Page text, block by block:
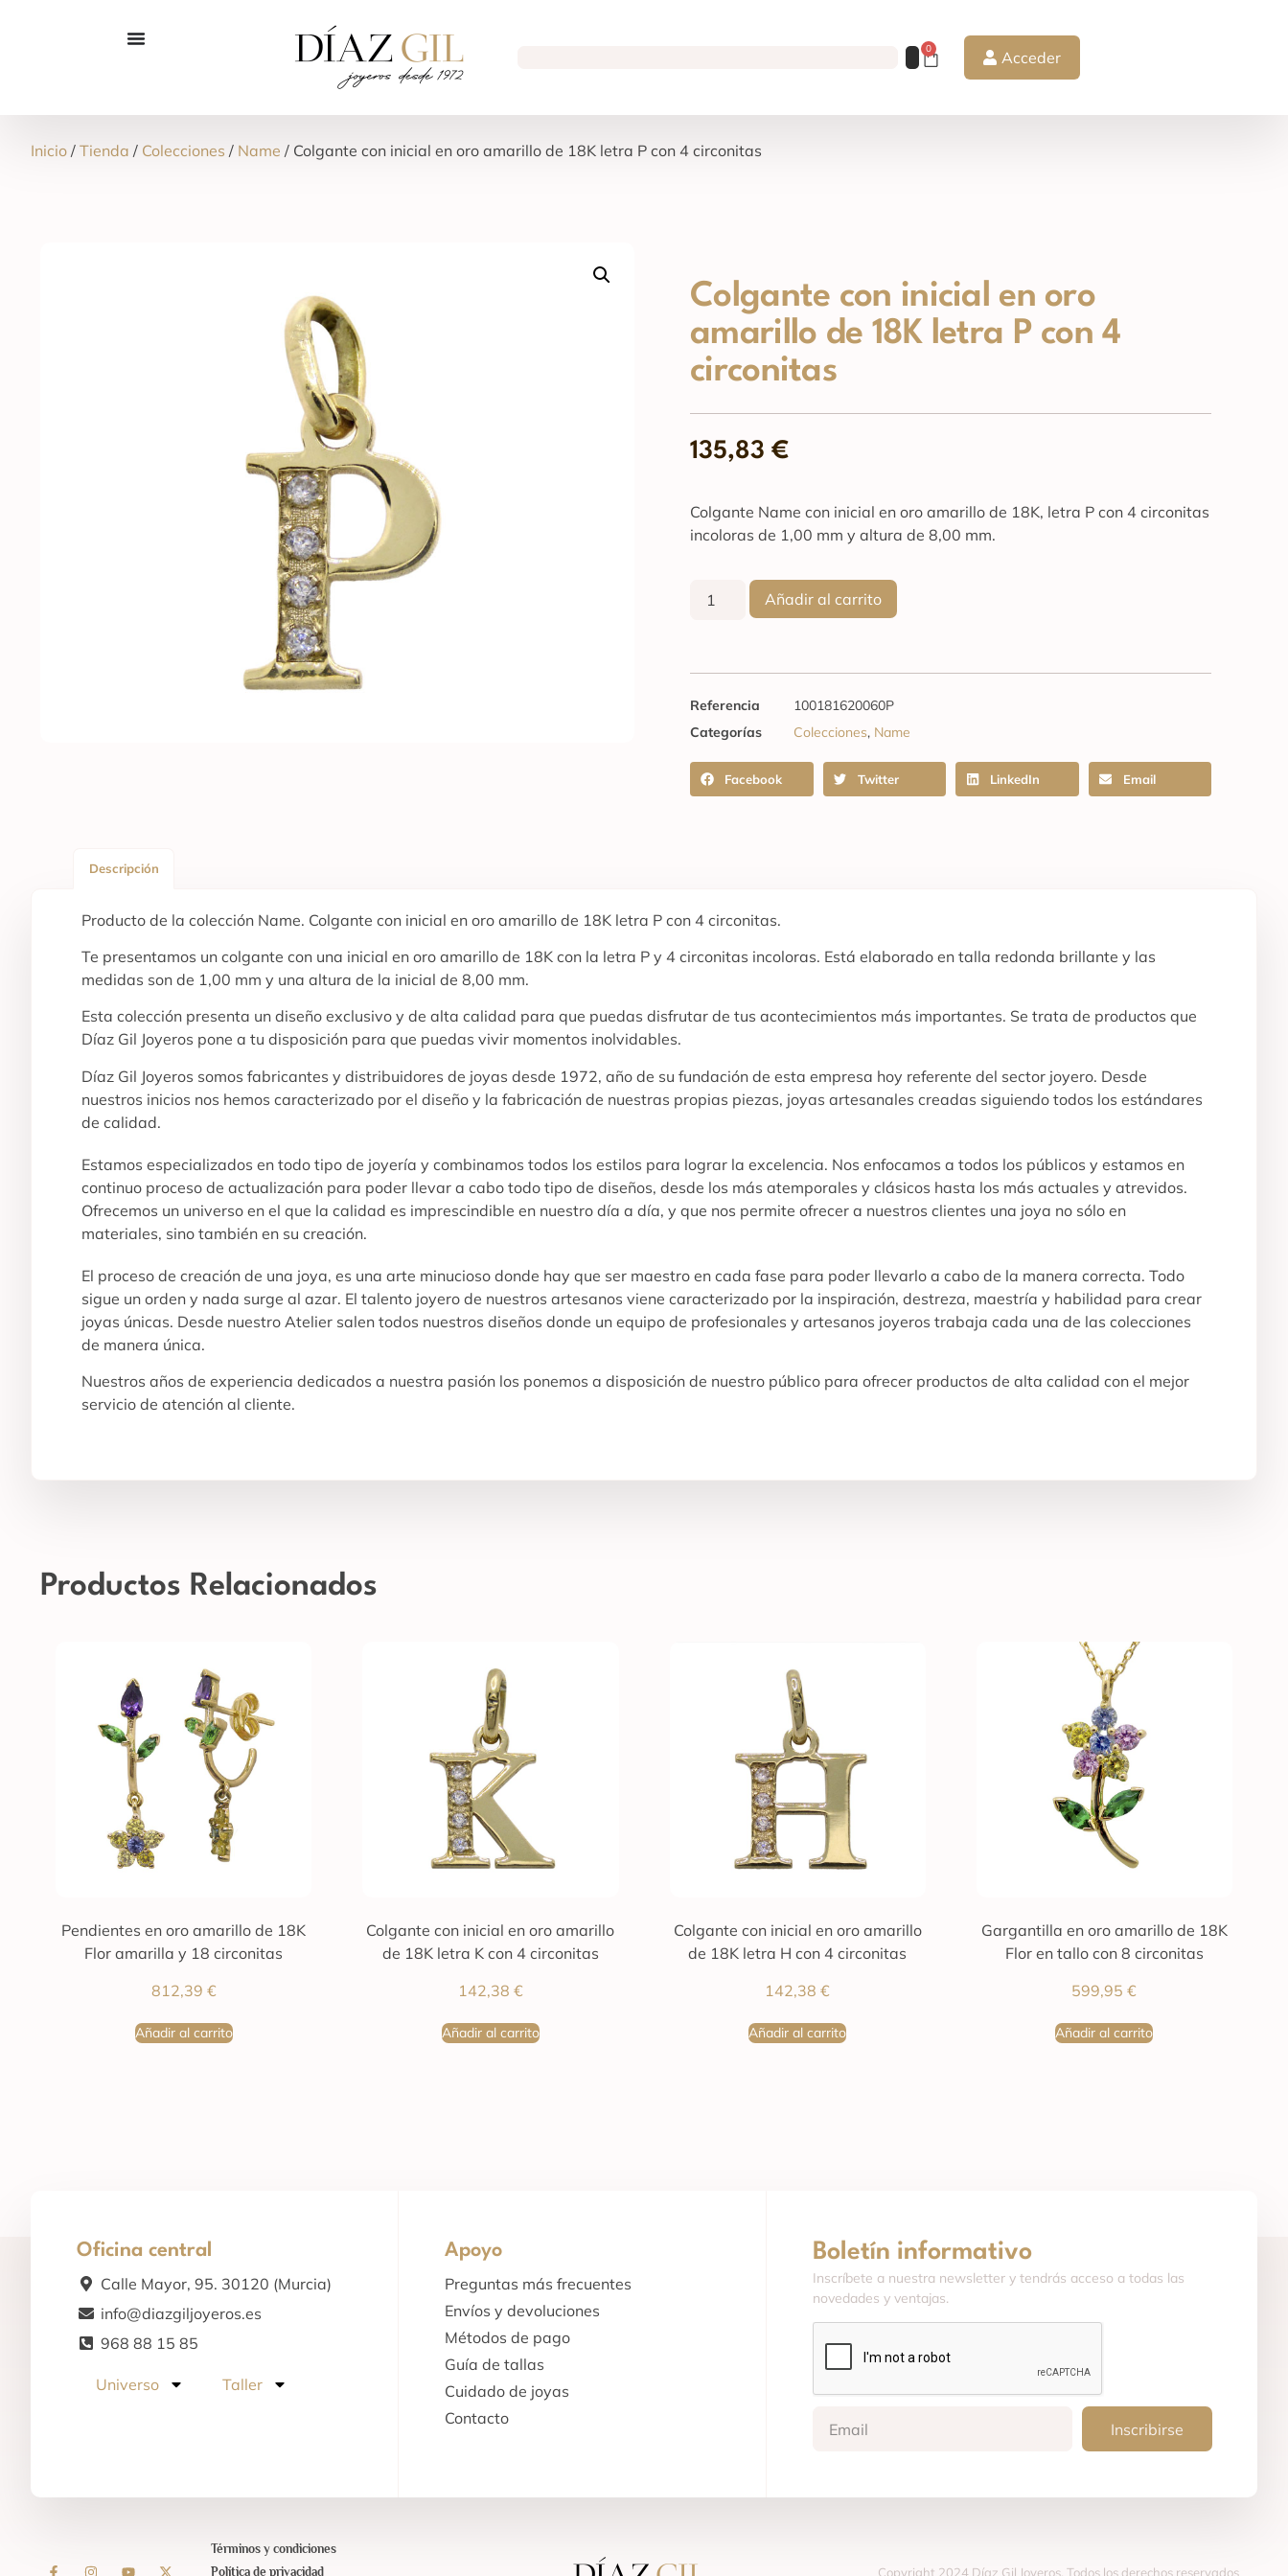
0 Acceder
Inicio / Tienda / Colecciones / Name / Colgante con inicial en oro amarillo de 18K letra P con 4 circonitas
Colgante con inicial en oro
amarillo de 18K letra P con 4
circonitas
135,83 €
Colgante Name con inicial en oro amarillo de 18K, letra P con 4 circonitas
incoloras de 1,00 mm y altura de 8,00 mm.
Añadir al carrito
Referencia
100181620060P
Categorías
Colecciones, Name
Facebook Twitter LinkedIn Email
Descripción
Producto de la colección Name. Colgante con inicial en oro amarillo de 18K letra P con 4 circonitas.
Te presentamos un colgante con una inicial en oro amarillo de 18K con la letra P y 4 circonitas incoloras. Está elaborado en talla redonda brillante y las
medidas son de 1,00 mm y una altura de la inicial de 8,00 mm.
Esta colección presenta un diseño exclusivo y de alta calidad para que puedas disfrutar de tus acontecimientos más importantes. Se trata de productos que
Díaz Gil Joyeros pone a tu disposición para que puedas vivir momentos inolvidables.
Díaz Gil Joyeros somos fabricantes y distribuidores de joyas desde 1972, año de su fundación de esta empresa hoy referente del sector joyero. Desde
nuestros inicios nos hemos caracterizado por el diseño y la fabricación de nuestras propias piezas, joyas artesanales creadas siguiendo todos los estándares
de calidad.
Estamos especializados en todo tipo de joyería y combinamos todos los estilos para lograr la excelencia. Nos enfocamos a todos los públicos y estamos en
continuo proceso de actualización para poder llevar a cabo todo tipo de diseños, desde los más atemporales y clásicos hasta los más actuales y atrevidos.
Ofrecemos un universo en el que la calidad es imprescindible en nuestro día a día, y que nos permite ofrecer a nuestros clientes una joya no sólo en
materiales, sino también en su creación.
El proceso de creación de una joya, es una arte minucioso donde hay que ser maestro en cada fase para poder llevarlo a cabo de la manera correcta. Todo
sigue un orden y nada surge al azar. El talento joyero de nuestros artesanos viene caracterizado por la inspiración, destreza, maestría y habilidad para crear
joyas únicas. Desde nuestro Atelier salen todos nuestros diseños donde un equipo de profesionales y artesanos joyeros trabaja cada una de las colecciones
de manera única.
Nuestros años de experiencia dedicados a nuestra pasión los ponemos a disposición de nuestro público para ofrecer productos de alta calidad con el mejor
servicio de atención al cliente.
Productos Relacionados
Pendientes en oro amarillo de 18K
Flor amarilla y 18 circonitas
812,39 €
Añadir al carrito
Colgante con inicial en oro amarillo
de 18K letra K con 4 circonitas
142,38 €
Añadir al carrito
Colgante con inicial en oro amarillo
de 18K letra H con 4 circonitas
142,38€
Añadir al carrito
Gargantilla en oro amarillo de 18K
Flor en tallo con 8 circonitas
599,95€
Añadir al carrito
Oficina central
Calle Mayor, 95. 30120 (Murcia)
info@diazgiljoyeros.es
968 88 15 85
Universo Taller
Apoyo
Preguntas más frecuentes
Envíos y devoluciones
Métodos de pago
Guía de tallas
Cuidado de joyas
Contacto
Boletín informativo
Inscríbete a nuestra newsletter y tendrás acceso a todas las
novedades y ventajas.
Inscribirse
Términos y condiciones
Política de privacidad
Copyright 2024 Díaz Gil Joyeros. Todos los derechos reservados